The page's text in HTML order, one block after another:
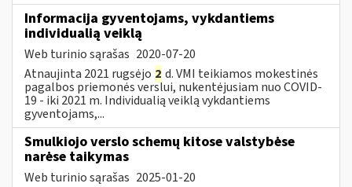
Informacija gyventojams, vykdantiems
individualią veiklą
Web turinio sąrašas 2020-07-20
Atnaujinta 2021 rugsėjo 2 d. VMI teikiamos mokestinės
pagalbos priemonės verslui, nukentėjusiam nuo COVID-
19 - iki 2021 m. Individualią veiklą vykdantiems
gyventojams,...
Smulkiojo verslo schemų kitose valstybėse
narėse taikymas
Web turinio sąrašas 2025-01-20